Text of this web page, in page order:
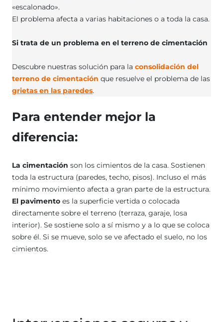
«escalonado».
El problema afecta a varias habitaciones o a toda la casa.
Si trata de un problema en el terreno de cimentación
Descubre nuestras solución para la consolidación del
terreno de cimentación que resuelve el problema de las
grietas en las paredes.
Para entender mejor la
diferencia:
La cimentación son los cimientos de la casa. Sostienen
toda la estructura (paredes, techo, pisos). Incluso el más
mínimo movimiento afecta a gran parte de la estructura.
El pavimento es la superficie vertida o colocada
directamente sobre el terreno (terraza, garaje, losa
interior). Se sostiene solo a sí mismo y a lo que se coloca
sobre él. Si se mueve, solo se ve afectado el suelo, no los
cimientos.